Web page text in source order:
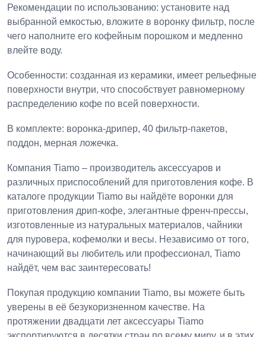
Рекомендации по использованию: установите над
выбранной емкостью, вложите в воронку фильтр, после
чего наполните его кофейным порошком и медленно
влейте воду.
Особенности: созданная из керамики, имеет рельефные
поверхности внутри, что способствует равномерному
распределению кофе по всей поверхности.
В комплекте: воронка-дрипер, 40 фильтр-пакетов,
поддон, мерная ложечка.
Компания Tiamo – производитель аксессуаров и
различных приспособлений для приготовления кофе. В
каталоге продукции Tiamo вы найдёте воронки для
приготовления дрип-кофе, элегантные френч-прессы,
изготовленные из натуральных материалов, чайники
для пуровера, кофемолки и весы. Независимо от того,
начинающий вы любитель или профессионал, Tiamo
найдёт, чем вас заинтересовать!
Покупая продукцию компании Tiamo, вы можете быть
уверены в её безукоризненном качестве. На
протяжении двадцати лет аксессуары Tiamo